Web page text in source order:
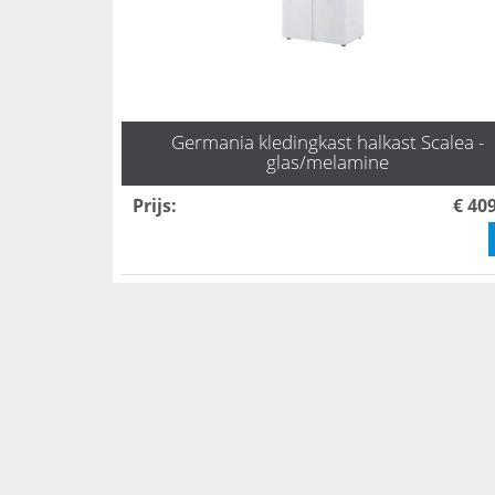
Germania kledingkast halkast Scalea -
glas/melamine
Prijs: €